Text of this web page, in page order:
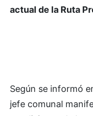
actual de la Ruta
Según se informó
jefe comunal